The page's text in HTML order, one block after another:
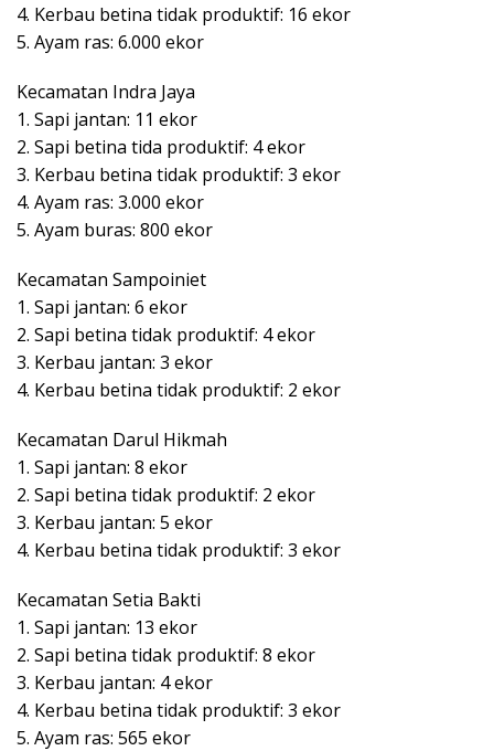
4. Kerbau betina tidak produktif: 16 ekor
5. Ayam ras: 6.000 ekor
Kecamatan Indra Jaya
1. Sapi jantan: 11 ekor
2. Sapi betina tida produktif: 4 ekor
3. Kerbau betina tidak produktif: 3 ekor
4. Ayam ras: 3.000 ekor
5. Ayam buras: 800 ekor
Kecamatan Sampoiniet
1. Sapi jantan: 6 ekor
2. Sapi betina tidak produktif: 4 ekor
3. Kerbau jantan: 3 ekor
4. Kerbau betina tidak produktif: 2 ekor
Kecamatan Darul Hikmah
1. Sapi jantan: 8 ekor
2. Sapi betina tidak produktif: 2 ekor
3. Kerbau jantan: 5 ekor
4. Kerbau betina tidak produktif: 3 ekor
Kecamatan Setia Bakti
1. Sapi jantan: 13 ekor
2. Sapi betina tidak produktif: 8 ekor
3. Kerbau jantan: 4 ekor
4. Kerbau betina tidak produktif: 3 ekor
5. Ayam ras: 565 ekor